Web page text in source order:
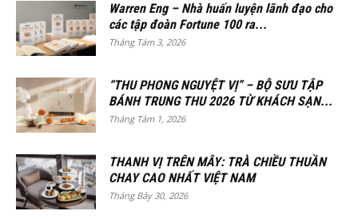
Warren Eng – Nhà huấn luyện lãnh đạo cho
các tập đoàn Fortune 100 ra...
Tháng Tám 3, 2026
“THU PHONG NGUYỆT VỊ” – BỘ SƯU TẬP
BÁNH TRUNG THU 2026 TỪ KHÁCH SẠN...
Tháng Tám 1, 2026
THANH VỊ TRÊN MÂY: TRÀ CHIỀU THUẦN
CHAY CAO NHẤT VIỆT NAM
Tháng Bảy 30, 2026